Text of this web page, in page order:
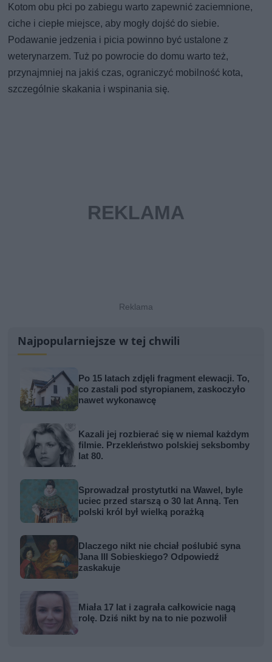
Kotom obu płci po zabiegu warto zapewnić zaciemnione,
ciche i ciepłe miejsce, aby mogły dojść do siebie.
Podawanie jedzenia i picia powinno być ustalone z
weterynarzem. Tuż po powrocie do domu warto też,
przynajmniej na jakiś czas, ograniczyć mobilność kota,
szczególnie skakania i wspinania się.
Najpopularniejsze w tej chwili
Po 15 latach zdjęli fragment elewacji. To,
co zastali pod styropianem, zaskoczyło
nawet wykonawcę
Kazali jej rozbierać się w niemal każdym
filmie. Przekleństwo polskiej seksbomby
lat 80.
Sprowadzał prostytutki na Wawel, byle
uciec przed starszą o 30 lat Anną. Ten
polski król był wielką porażką
Dlaczego nikt nie chciał poślubić syna
Jana III Sobieskiego? Odpowiedź
zaskakuje
Miała 17 lat i zagrała całkowicie nagą
rolę. Dziś nikt by na to nie pozwolił